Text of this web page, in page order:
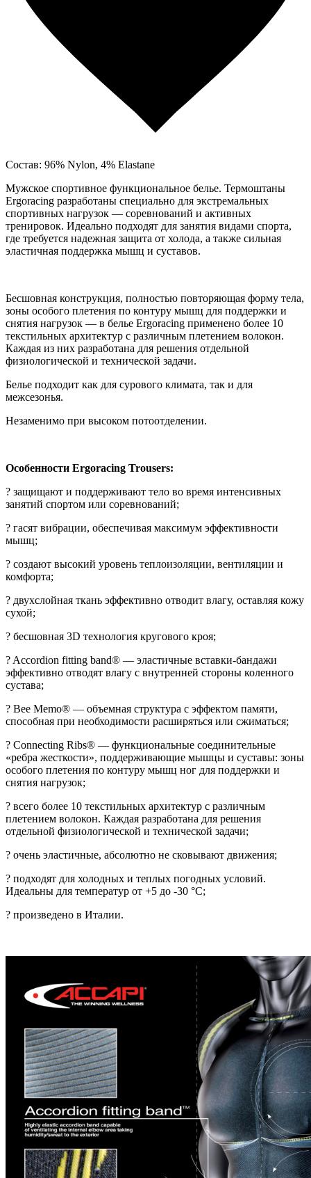
Состав: 96% Nylon, 4% Elastane
Мужское спортивное функциональное белье. Термоштаны
Ergoracing разработаны специально для экстремальных
спортивных нагрузок — соревнований и активных
тренировок. Идеально подходят для занятия видами спорта,
где требуется надежная защита от холода, а также сильная
эластичная поддержка мышц и суставов.
Бесшовная конструкция, полностью повторяющая форму тела,
зоны особого плетения по контуру мышц для поддержки и
снятия нагрузок — в белье Ergoracing применено более 10
текстильных архитектур с различным плетением волокон.
Каждая из них разработана для решения отдельной
физиологической и технической задачи.
Белье подходит как для сурового климата, так и для
межсезонья.
Незаменимо при высоком потоотделении.
Особенности Ergoracing Trousers:
? защищают и поддерживают тело во время интенсивных
занятий спортом или соревнований;
? гасят вибрации, обеспечивая максимум эффективности
мышц;
? создают высокий уровень теплоизоляции, вентиляции и
комфорта;
? двухслойная ткань эффективно отводит влагу, оставляя кожу
сухой;
? бесшовная 3D технология кругового кроя;
? Accordion fitting band® — эластичные вставки-бандажи
эффективно отводят влагу с внутренней стороны коленного
сустава;
? Bee Memo® — объемная структура с эффектом памяти,
способная при необходимости расширяться или сжиматься;
? Connecting Ribs® — функциональные соединительные
«ребра жесткости», поддерживающие мышцы и суставы: зоны
особого плетения по контуру мышц ног для поддержки и
снятия нагрузок;
? всего более 10 текстильных архитектур с различным
плетением волокон. Каждая разработана для решения
отдельной физиологической и технической задачи;
? очень эластичные, абсолютно не сковывают движения;
? подходят для холодных и теплых погодных условий.
Идеальны для температур от +5 до -30 °C;
? произведено в Италии.